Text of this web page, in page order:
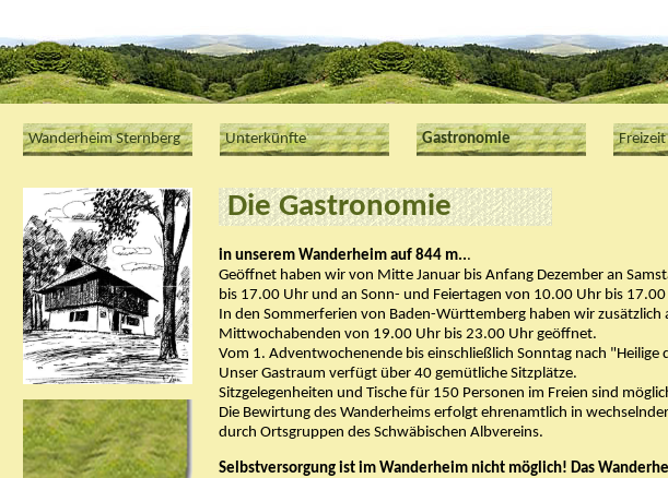
Wanderheim Sternberg Unterkünfte Gastronomie Freizeit
Die Gastronomie
in unserem Wanderheim auf 844 m...
Geöffnet haben wir von Mitte Januar bis Anfang Dezember an
bis 17.00 Uhr und an Sonn- und Feiertagen von 10.00 Uhr bis 17.00
In den Sommerferien von Baden-Württemberg haben wir zusätzlich
Mittwochabenden von 19.00 Uhr bis 23.00 Uhr geöffnet.
Vom 1. Adventwochenende bis einschließlich Sonntag nach "Heilige
Unser Gastraum verfügt über 40 gemütliche Sitzplätze.
Sitzgelegenheiten und Tische für 150 Personen im Freien sind
Die Bewirtung des Wanderheims erfolgt ehrenamtlich in
durch Ortsgruppen des Schwäbischen Albvereins.
Selbstversorgung ist im Wanderheim nicht möglich! Das